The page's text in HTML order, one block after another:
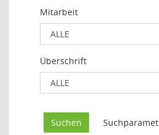
Mitarbeit
Überschrift